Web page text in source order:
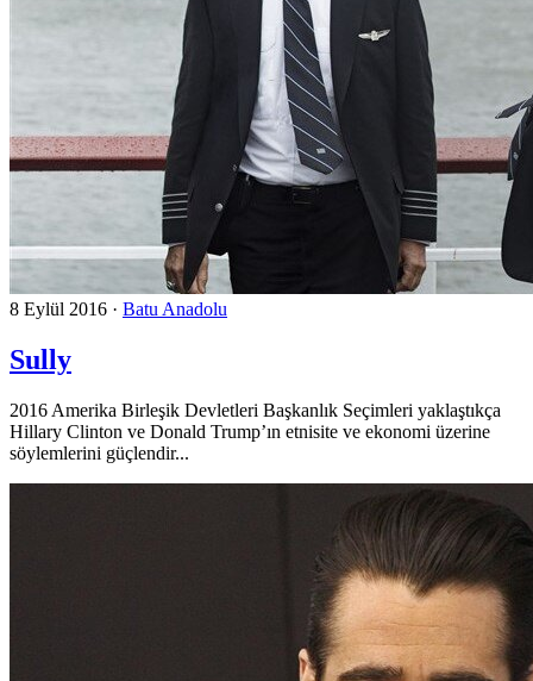
8 Eylül 2016 · Batu Anadolu
Sully
2016 Amerika Birleşik Devletleri Başkanlık Seçimleri yaklaştıkça
Hillary Clinton ve Donald Trump’ın etnisite ve ekonomi üzerine
söylemlerini güçlendir...